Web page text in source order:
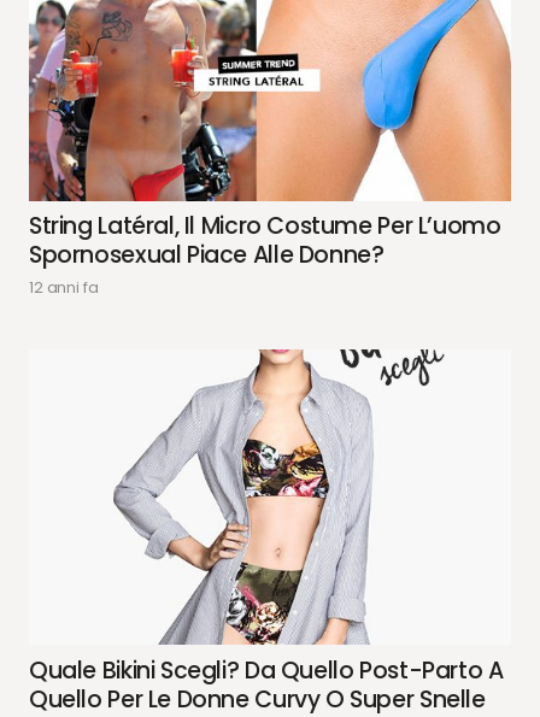
String Latéral, Il Micro Costume Per L’uomo
Spornosexual Piace Alle Donne?
12 anni fa
Quale Bikini Scegli? Da Quello Post-Parto A
Quello Per Le Donne Curvy O Super Snelle